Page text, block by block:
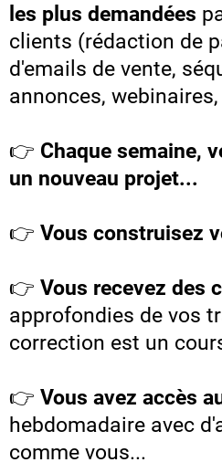
les plus demandées
clients (rédaction de
d'emails de vente,
annonces,
👉 Chaque semaine,
un nouveau projet...
👉 Vous construisez
👉 Vous recevez des
approfondies de vos
correction est un
👉 Vous avez accès
hebdomadaire avec
comme vous...